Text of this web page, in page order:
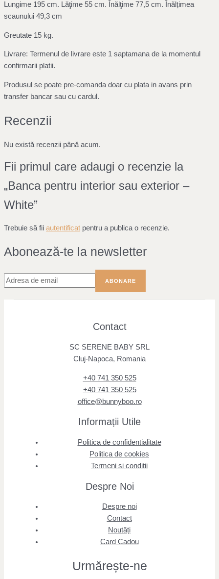
Lungime 195 cm. Lăţime 55 cm. Înălţime 77,5 cm. Înălțimea
scaunului 49,3 cm
Greutate 15 kg.
Livrare: Termenul de livrare este 1 saptamana de la momentul
confirmarii platii.
Produsul se poate pre-comanda doar cu plata in avans prin
transfer bancar sau cu cardul.
Recenzii
Nu există recenzii până acum.
Fii primul care adaugi o recenzie la
„Banca pentru interior sau exterior –
White”
Trebuie să fii autentificat pentru a publica o recenzie.
Abonează-te la newsletter
Contact
SC SERENE BABY SRL
Cluj-Napoca, Romania
+40 741 350 525
+40 741 350 525
office@bunnyboo.ro
Informații Utile
Politica de confidentialitate
Politica de cookies
Termeni si conditii
Despre Noi
Despre noi
Contact
Noutăți
Card Cadou
Urmărește-ne